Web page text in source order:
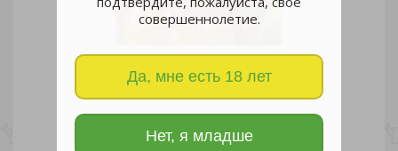
совершеннолетие.
Да, мне есть 18 лет
Нет, я младше